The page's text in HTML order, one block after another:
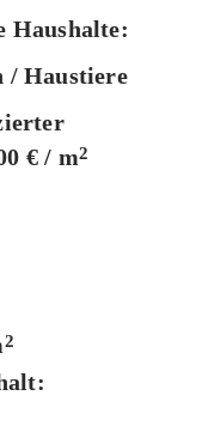
Haushalte:
/ Haustiere
€ / m2
2